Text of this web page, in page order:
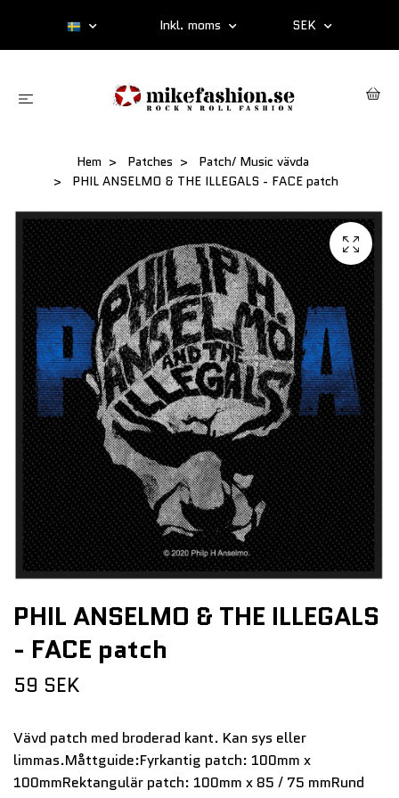
Inkl. moms SEK
Hem Patches
Patch/ Music vävda
PHIL ANSELMO & THE ILLEGALS - FACE patch
PHIL ANSELMO & THE ILLEGALS
- FACE patch
59 SEK
Vävd patch med broderad kant. Kan sys eller
limmas.Måttguide:Fyrkantig patch: 100mm x
100mmRektangulär patch: 100mm x 85 / 75 mmRund